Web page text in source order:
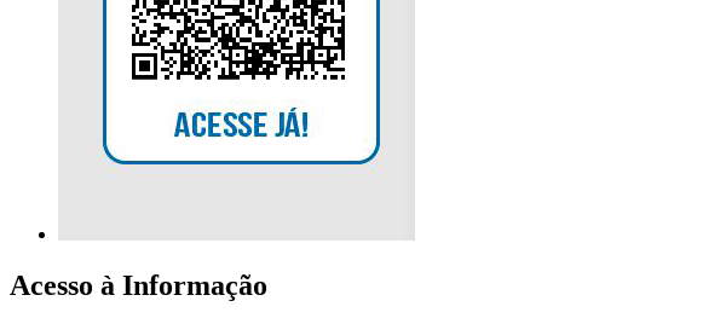
Acesso à Informação